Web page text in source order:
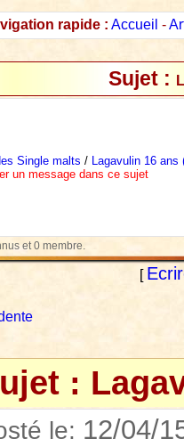
rapide : Accueil -
Sujet :
Single malts / Lagavulin 16 ans
un message dans ce sujet
et 0 membre.
[
:
le: 12/04/